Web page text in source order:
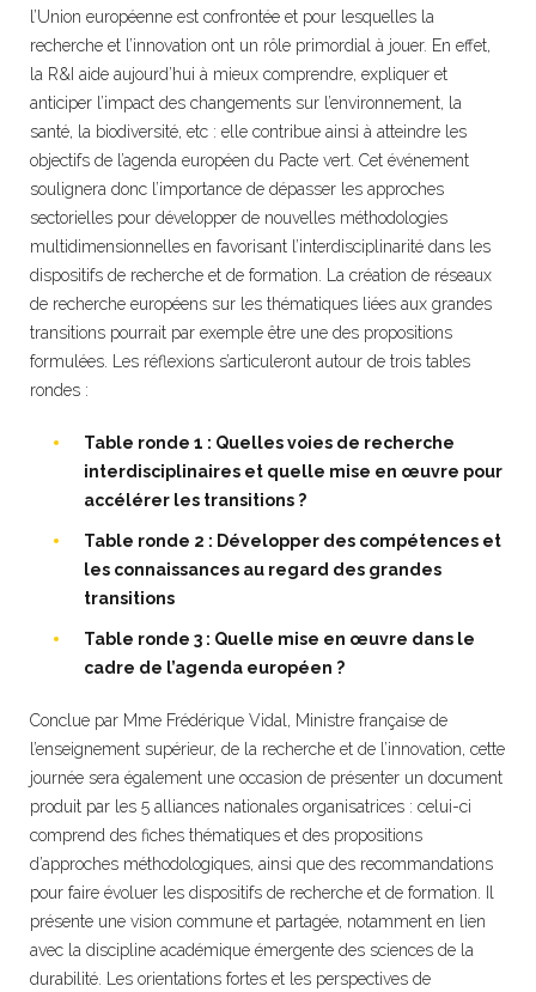
l’Union européenne est confrontée et pour lesquelles la
recherche et l’innovation ont un rôle primordial à jouer. En effet,
la R&I aide aujourd’hui à mieux comprendre, expliquer et
anticiper l’impact des changements sur l’environnement, la
santé, la biodiversité, etc : elle contribue ainsi à atteindre les
objectifs de l’agenda européen du Pacte vert. Cet événement
soulignera donc l’importance de dépasser les approches
sectorielles pour développer de nouvelles méthodologies
multidimensionnelles en favorisant l’interdisciplinarité dans les
dispositifs de recherche et de formation. La création de réseaux
de recherche européens sur les thématiques liées aux grandes
transitions pourrait par exemple être une des propositions
formulées. Les réflexions s’articuleront autour de trois tables
rondes :
Table ronde 1 : Quelles voies de recherche
interdisciplinaires et quelle mise en œuvre pour
accélérer les transitions ?
Table ronde 2 : Développer des compétences et
les connaissances au regard des grandes
transitions
Table ronde 3 : Quelle mise en œuvre dans le
cadre de l’agenda européen ?
Conclue par Mme Frédérique Vidal, Ministre française de
l’enseignement supérieur, de la recherche et de l’innovation, cette
journée sera également une occasion de présenter un document
produit par les 5 alliances nationales organisatrices : celui-ci
comprend des fiches thématiques et des propositions
d’approches méthodologiques, ainsi que des recommandations
pour faire évoluer les dispositifs de recherche et de formation. Il
présente une vision commune et partagée, notamment en lien
avec la discipline académique émergente des sciences de la
durabilité. Les orientations fortes et les perspectives de